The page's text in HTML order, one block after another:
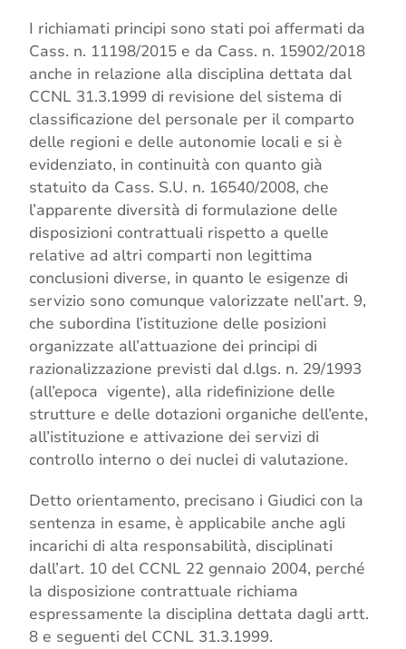
I richiamati principi sono stati poi affermati da
Cass. n. 11198/2015 e da Cass. n. 15902/2018
anche in relazione alla disciplina dettata dal
CCNL 31.3.1999 di revisione del sistema di
classificazione del personale per il comparto
delle regioni e delle autonomie locali e si è
evidenziato, in continuità con quanto già
statuito da Cass. S.U. n. 16540/2008, che
l’apparente diversità di formulazione delle
disposizioni contrattuali rispetto a quelle
relative ad altri comparti non legittima
conclusioni diverse, in quanto le esigenze di
servizio sono comunque valorizzate nell’art. 9,
che subordina l’istituzione delle posizioni
organizzate all’attuazione dei principi di
razionalizzazione previsti dal d.lgs. n. 29/1993
(all’epoca vigente), alla ridefinizione delle
strutture e delle dotazioni organiche dell’ente,
all’istituzione e attivazione dei servizi di
controllo interno o dei nuclei di valutazione.
Detto orientamento, precisano i Giudici con la
sentenza in esame, è applicabile anche agli
incarichi di alta responsabilità, disciplinati
dall’art. 10 del CCNL 22 gennaio 2004, perché
la disposizione contrattuale richiama
espressamente la disciplina dettata dagli artt.
8 e seguenti del CCNL 31.3.1999.